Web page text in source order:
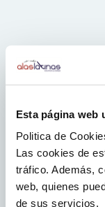
Esta página web
Politica de
Las cookies de
tráfico. Además,
web, quienes
de sus servicios.